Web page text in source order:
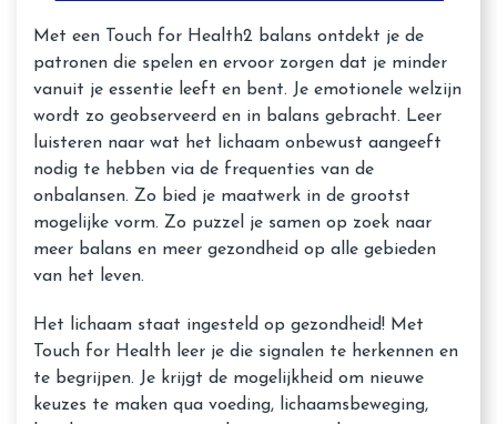
Met een Touch for Health2 balans ontdekt je de
patronen die spelen en ervoor zorgen dat je minder
vanuit je essentie leeft en bent. Je emotionele welzijn
wordt zo geobserveerd en in balans gebracht. Leer
luisteren naar wat het lichaam onbewust aangeeft
nodig te hebben via de frequenties van de
onbalansen. Zo bied je maatwerk in de grootst
mogelijke vorm. Zo puzzel je samen op zoek naar
meer balans en meer gezondheid op alle gebieden
van het leven.
Het lichaam staat ingesteld op gezondheid! Met
Touch for Health leer je die signalen te herkennen en
te begrijpen. Je krijgt de mogelijkheid om nieuwe
keuzes te maken qua voeding, lichaamsbeweging,